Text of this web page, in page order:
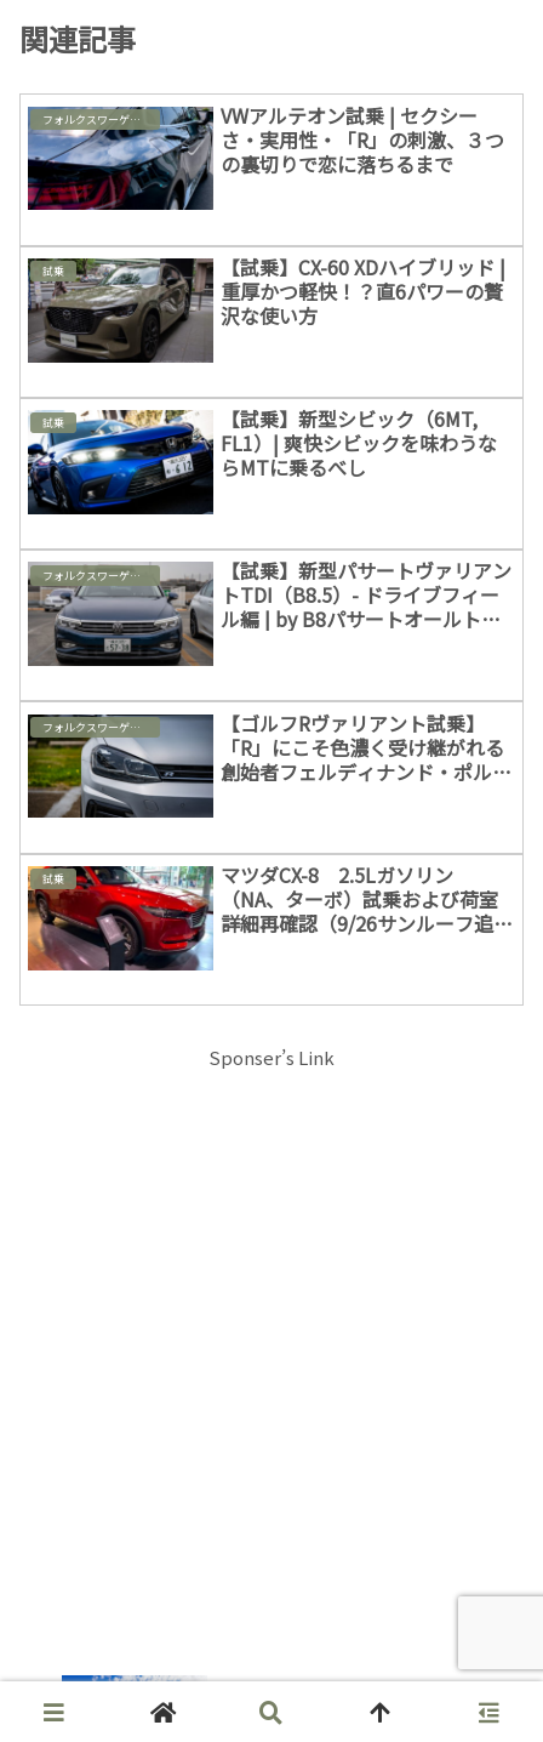
関連記事
フォルクスワーゲン & パサートオールトラック
VWアルテオン試乗 | セクシー
さ・実用性・「R」の刺激、３つ
の裏切りで恋に落ちるまで
試乗
【試乗】CX-60 XDハイブリッド |
重厚かつ軽快！？直6パワーの贅
沢な使い方
試乗
【試乗】新型シビック（6MT,
FL1）| 爽快シビックを味わうな
らMTに乗るべし
フォルクスワーゲン & パサートオールトラック
【試乗】新型パサートヴァリアン
トTDI（B8.5）- ドライブフィー
ル編 | by B8パサートオールトラ
フォルクスワーゲン & パサートオールトラック
【ゴルフRヴァリアント試乗】
「R」にこそ色濃く受け継がれる
創始者フェルディナンド・ポルシ
試乗
マツダCX-8 2.5Lガソリン
（NA、ターボ）試乗および荷室
詳細再確認（9/26サンルーフ追加
Sponser’s Link
野川の秋晴れとマラソン練習と国分寺崖線に